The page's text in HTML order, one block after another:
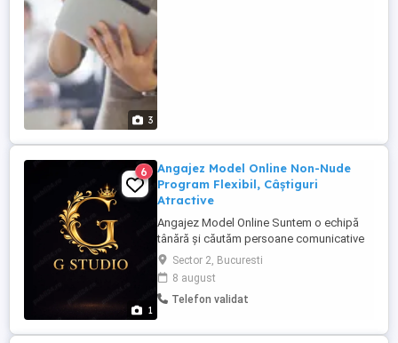
3
1
6
Angajez Model Online Non-Nude
Program Flexibil, Câștiguri
Atractive
Angajez Model Online Suntem o echipă
tânără și căutăm persoane comunicative
și ambițioase pentru colaborare online
Program flexibil Venituri atractive (plată la
2 săptămâni) Training gratuit pentru
începătoare Suport permanent Mediu
Experiența nu este necesară
Sector 2, Bucuresti
8 august
Telefon validat